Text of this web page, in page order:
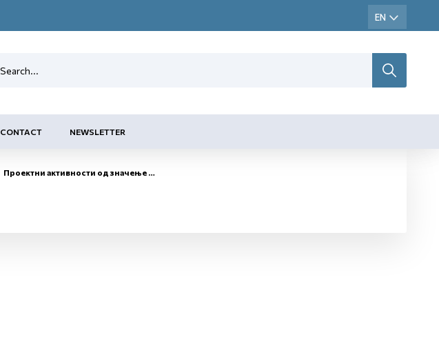
CONTACT NEWSLETTER
Проектни активности од значење за превенција и репресија на корупцијата